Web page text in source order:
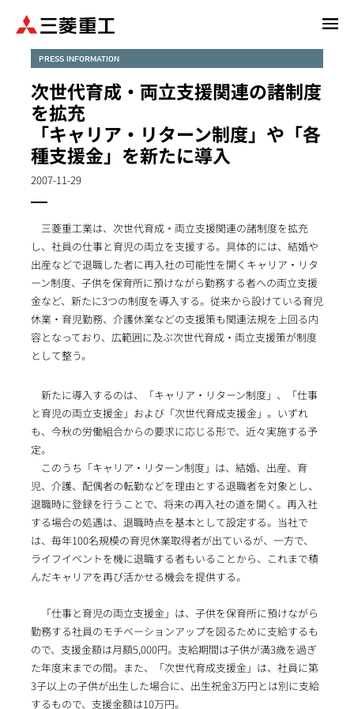
PRESS INFORMATION
次世代育成・両立支援関連の諸制度
を拡充
「キャリア・リターン制度」や「各
種支援金」を新たに導入
2007-11-29
三菱重工業は、次世代育成・両立支援関連の諸制度を拡充
し、社員の仕事と育児の両立を支援する。具体的には、結婚や
出産などで退職した者に再入社の可能性を開くキャリア・リタ
ーン制度、子供を保育所に預けながら勤務する者への両立支援
金など、新たに3つの制度を導入する。従来から設けている育児
休業・育児勤務、介護休業などの支援策も関連法規を上回る内
容となっており、広範囲に及ぶ次世代育成・両立支援策が制度
として整う。
新たに導入するのは、「キャリア・リターン制度」、「仕事
と育児の両立支援金」および「次世代育成支援金」。いずれ
も、今秋の労働組合からの要求に応じる形で、近々実施する予
定。
このうち「キャリア・リターン制度」は、結婚、出産、育
児、介護、配偶者の転勤などを理由とする退職者を対象とし、
退職時に登録を行うことで、将来の再入社の道を開く。再入社
する場合の処遇は、退職時点を基本として設定する。当社で
は、毎年100名規模の育児休業取得者が出ているが、一方で、
ライフイベントを機に退職する者もいることから、これまで積
んだキャリアを再び活かせる機会を提供する。
「仕事と育児の両立支援金」は、子供を保育所に預けながら
勤務する社員のモチベーションアップを図るために支給するも
ので、支援金額は月額5,000円。支給期間は子供が満3歳を過ぎ
た年度末までの間。また、「次世代育成支援金」は、社員に第
3子以上の子供が出生した場合に、出生祝金3万円とは別に支給
するもので、支援金額は10万円。